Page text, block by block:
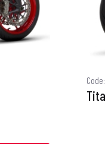
Code: